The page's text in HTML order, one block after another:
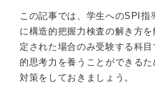
この記事では、学生へのSPI指
に構造的把握力検査の解き方
定された場合のみ受験する科
的思考力を養うことができる
対策をしておきましょう。